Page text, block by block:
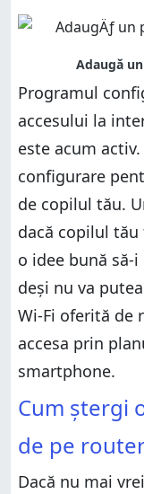
Programul
accesului la
este acum
configurare
de copilul tău.
dacă copilul
o idee bună
deși nu va
Wi-Fi oferită de
accesa prin
smartphone.
Cum ștergi
de pe
Dacă nu mai